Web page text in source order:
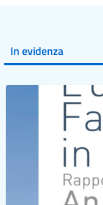
In evidenza